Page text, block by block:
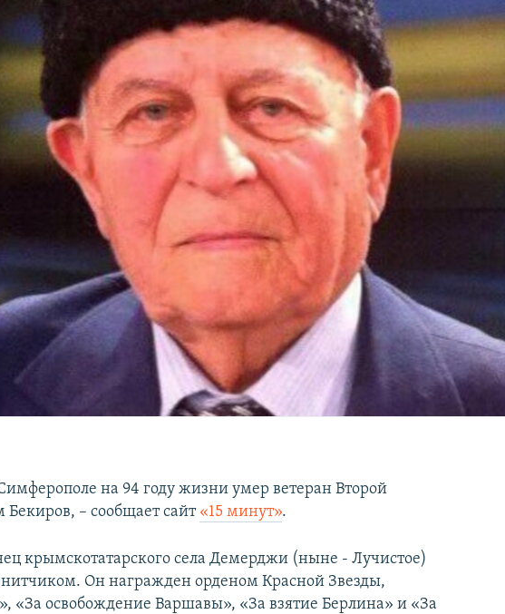
на 94 году жизни умер ветеран Второй
– сообщает сайт «15 минут».
крымскотатарского села Демерджи (ныне - Лучистое)
Он награжден орденом Красной Звезды,
«За освобождение Варшавы», «За взятие Берлина» и «За